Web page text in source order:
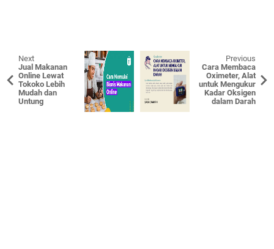
Next
Jual Makanan
Online Lewat
Tokoko Lebih
Mudah dan
Untung
Previous
Cara Membaca
Oximeter, Alat
untuk Mengukur
Kadar Oksigen
dalam Darah